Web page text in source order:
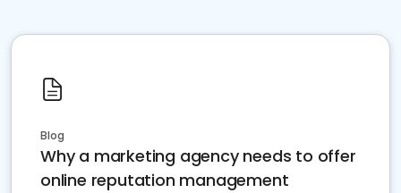
Blog
Why a marketing agency needs to offer
online reputation management